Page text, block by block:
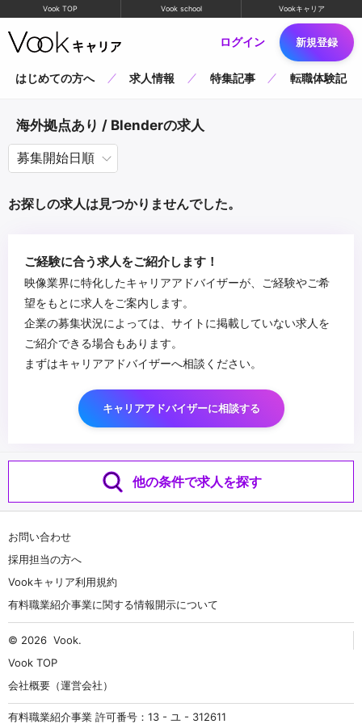
Vook TOP Vook school Vookキャリア
ログイン 新規登録
はじめての方へ 求人情報 特集記事 転職体験記
海外拠点あり / Blenderの求人
お探しの求人は見つかりませんでした。
ご経験に合う求人をご紹介します！
映像業界に特化したキャリアアドバイザーが、ご経験やご希
望をもとに求人をご案内します。
企業の募集状況によっては、サイトに掲載していない求人を
ご紹介できる場合もあります。
まずはキャリアアドバイザーへ相談ください。
キャリアアドバイザーに相談する
他の条件で求人を探す
お問い合わせ
採用担当の方へ
Vookキャリア利用規約
有料職業紹介事業に関する情報開示について
© 2026 Vook.
Vook TOP
会社概要（運営会社）
有料職業紹介事業 許可番号：13 - ユ - 312611